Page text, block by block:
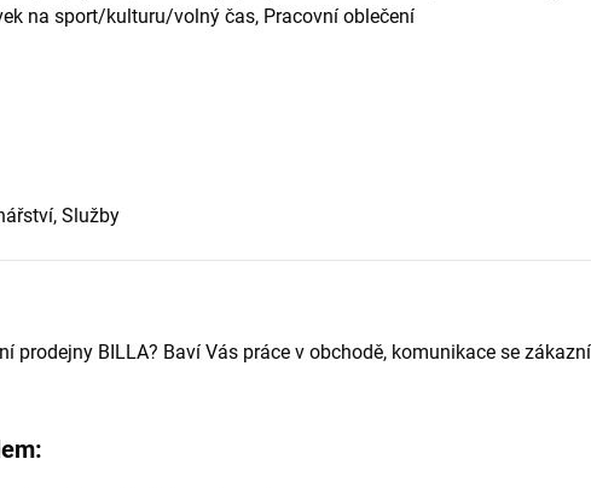
na sport/kulturu/volný čas, Pracovní oblečení
Služby
prodejny BILLA? Baví Vás práce v obchodě, komunikace se